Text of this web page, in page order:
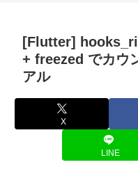
[Flutter]
+ freezed でカウ
アル
X
LINE